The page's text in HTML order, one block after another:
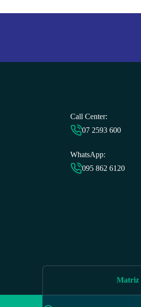
Call Center:
07 2593 600
WhatsApp:
095 862 6120
Matriz